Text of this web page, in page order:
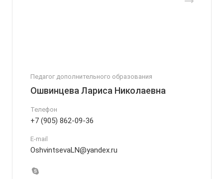
Педагог дополнительного образования
Ошвинцева Лариса Николаевна
Телефон
+7 (905) 862-09-36
E-mail
OshvintsevaLN@yandex.ru